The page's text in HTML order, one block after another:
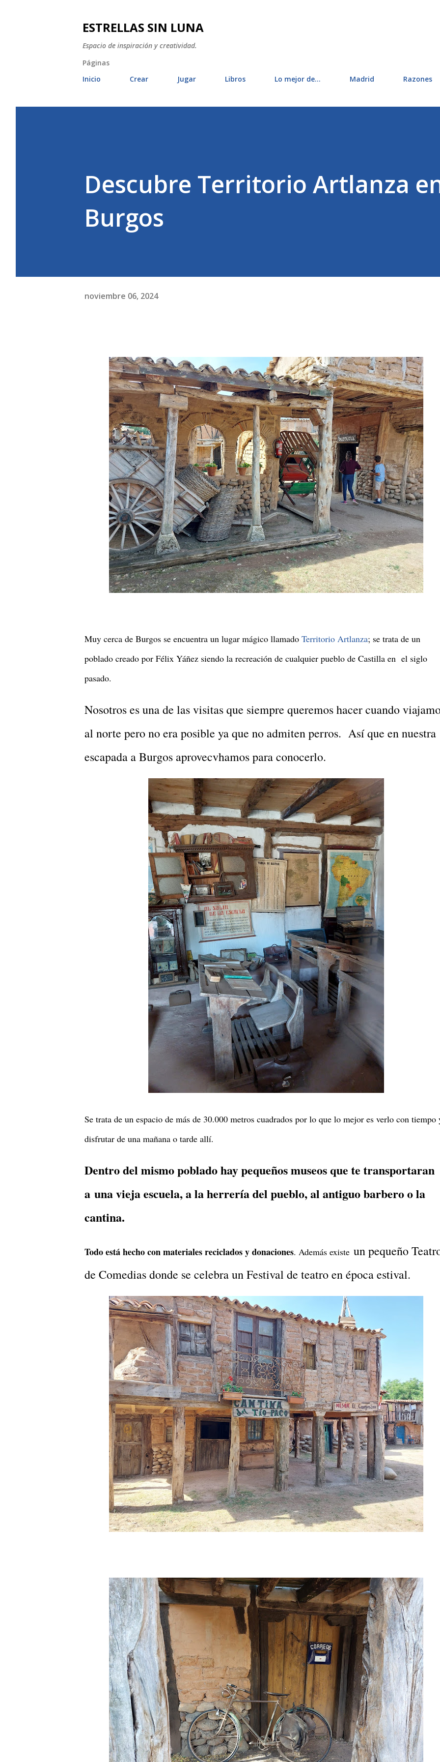
ESTRELLAS SIN LUNA
Espacio de inspiración y creatividad.
Páginas
Inicio
Crear Jugar Libros Lo mejor de... Madrid Razones
Descubre Territorio Artlanza
Burgos
noviembre 06, 2024
Muy cerca de Burgos se encuentra un lugar mágico llamado Territorio Artlanza; se trata de un
poblado creado por Félix Yáñez siendo la recreación de cualquier pueblo de Castilla en el siglo
pasado.
Nosotros es una de las visitas que siempre queremos hacer cuando
al norte pero no era posible ya que no admiten perros. Así que en nuestra
escapada a Burgos aprovecvhamos para conocerlo.
Se trata de un espacio de más de 30.000 metros cuadrados por lo que lo mejor es verlo con tiempo
disfrutar de una mañana o tarde allí.
Dentro del mismo poblado hay pequeños museos que te transportaran
a una vieja escuela, a la herrería del pueblo, al antiguo barbero o la
cantina.
Todo está hecho con materiales reciclados y donaciones. Además existe un pequeño
de Comedias donde se celebra un Festival de teatro en época estival.